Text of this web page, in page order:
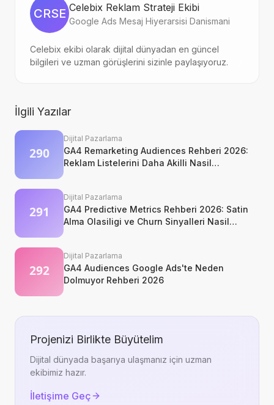
CRSE Celebix Reklam Strateji Ekibi
Google Ads Mesaj Hiyerarsisi Danismani
Celebix ekibi olarak dijital dünyadan en güncel
bilgileri ve uzman görüşlerini sizinle paylaşıyoruz.
İlgili Yazılar
Dijital Pazarlama
GA4 Remarketing Audiences Rehberi 2026:
Reklam Listelerini Daha Akilli Nasil
Dijital Pazarlama
GA4 Predictive Metrics Rehberi 2026: Satin
Alma Olasiligi ve Churn Sinyalleri Nasil
Dijital Pazarlama
GA4 Audiences Google Ads'te Neden
Dolmuyor Rehberi 2026
Projenizi Birlikte Büyütelim
Dijital dünyada başarıya ulaşmanız için uzman
ekibimiz hazır.
İletişime Geç